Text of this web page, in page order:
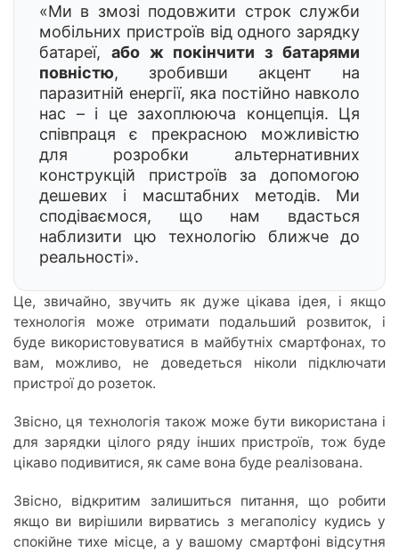
«Ми в змозі подовжити строк служби
мобільних пристроїв від одного зарядку
батареї, або ж покінчити з батарями
повністю, зробивши акцент на
паразитній енергії, яка постійно навколо
нас – і це захоплююча концепція. Ця
співпраця є прекрасною можливістю
для розробки альтернативних
конструкцій пристроїв за допомогою
дешевих і масштабних методів. Ми
сподіваємося, що нам вдасться
наблизити цю технологію ближче до
реальності».
Це, звичайно, звучить як дуже цікава ідея, і якщо
технологія може отримати подальший розвиток, і
буде використовуватися в майбутніх смартфонах, то
вам, можливо, не доведеться ніколи підключати
пристрої до розеток.
Звісно, ця технологія також може бути використана і
для зарядки цілого ряду інших пристроїв, тож буде
цікаво подивитися, як саме вона буде реалізована.
Звісно, відкритим залишиться питання, що робити
якщо ви вирішили вирватись з мегаполісу кудись у
спокійне тихе місце, а у вашому смартфоні відсутня